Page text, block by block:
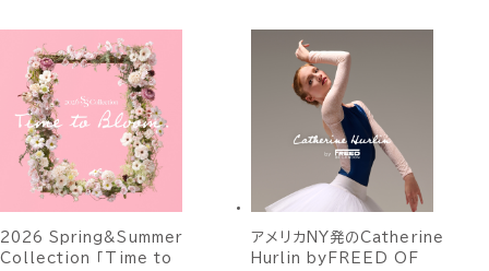
2026 Spring&Summer
Collection 「Time to
アメリカNY発のCatherine
Hurlin byFREED OF